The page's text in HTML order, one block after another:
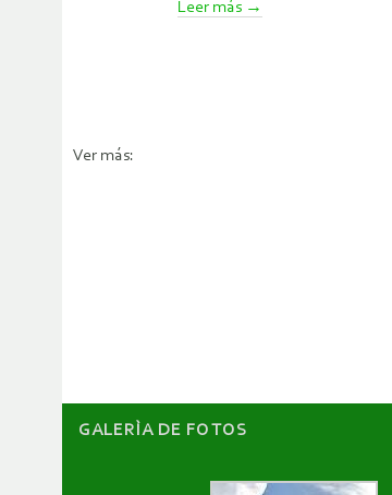
Leer más →
Ver más:
GALERÌA DE FOTOS